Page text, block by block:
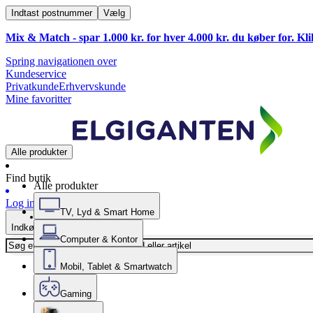
Indtast postnummer Vælg
Mix & Match - spar 1.000 kr. for hver 4.000 kr. du køber for.
Spring navigationen over
Kundeservice
PrivatkundeErhvervskunde
Mine favoritter
Alle produkter
Find butik
Log ind
Indkøbskurv
Alle produkter
TV, Lyd & Smart Home
Computer & Kontor
Mobil, Tablet & Smartwatch
Gaming